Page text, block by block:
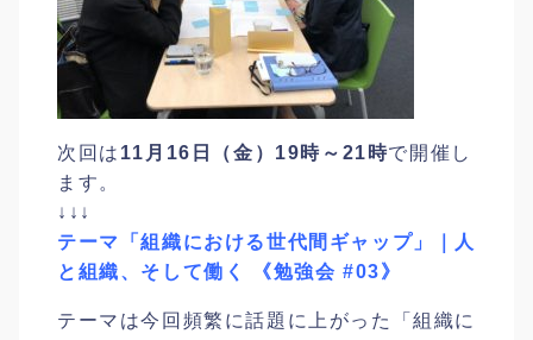
次回は 11月16日（金）19時～21時で開催し
ます。
↓↓↓
テーマ「組織における世代間ギャップ」｜人
と組織、そして働く 《勉強会 #03》
テーマは今回頻繁に話題に上がった「組織に